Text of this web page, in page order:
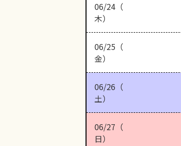
06/24（
木）
06/25（
金）
06/26（
土）
06/27（
日）